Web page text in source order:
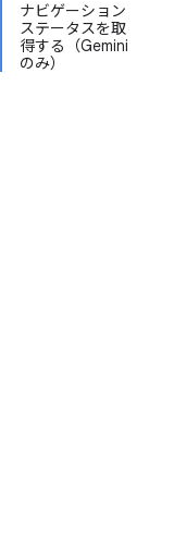
ナビゲーション
ステータスを取
得する（Gemini
のみ）